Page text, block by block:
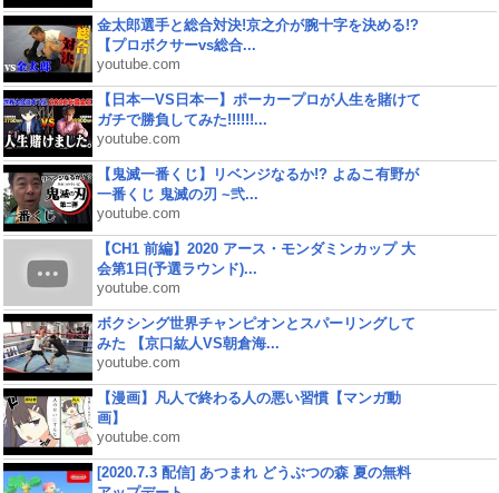
金太郎選手と総合対決!京之介が腕十字を決める!?
【プロボクサーvs総合...
youtube.com
【日本一VS日本一】ポーカープロが人生を賭けて
ガチで勝負してみた!!!!!!...
youtube.com
【鬼滅一番くじ】リベンジなるか!? よゐこ有野が
一番くじ 鬼滅の刃 ~弐...
youtube.com
【CH1 前編】2020 アース・モンダミンカップ 大
会第1日(予選ラウンド)...
youtube.com
ボクシング世界チャンピオンとスパーリングして
みた 【京口紘人VS朝倉海...
youtube.com
【漫画】凡人で終わる人の悪い習慣【マンガ動
画】
youtube.com
[2020.7.3 配信] あつまれ どうぶつの森 夏の無料